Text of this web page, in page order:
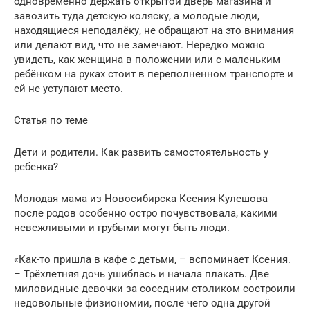
завозить туда детскую коляску, а молодые люди,
находящиеся неподалёку, не обращают на это внимания
или делают вид, что не замечают. Нередко можно
увидеть, как женщина в положении или с маленьким
ребёнком на руках стоит в переполненном транспорте и
ей не уступают место.
Статья по теме
Дети и родители. Как развить самостоятельность у
ребенка?
Молодая мама из Новосибирска Ксения Кулешова
после родов особенно остро почувствовала, какими
невежливыми и грубыми могут быть люди.
«Как-то пришла в кафе с детьми, – вспоминает Ксения.
– Трёхлетняя дочь ушиблась и начала плакать. Две
миловидные девочки за соседним столиком состроили
недовольные физиономии, после чего одна другой